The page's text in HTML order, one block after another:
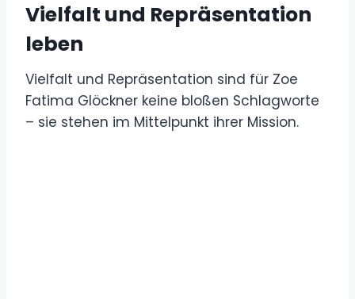
Vielfalt und Repräsentation
leben
Vielfalt und Repräsentation sind für Zoe
Fatima Glöckner keine bloßen Schlagworte
– sie stehen im Mittelpunkt ihrer Mission.